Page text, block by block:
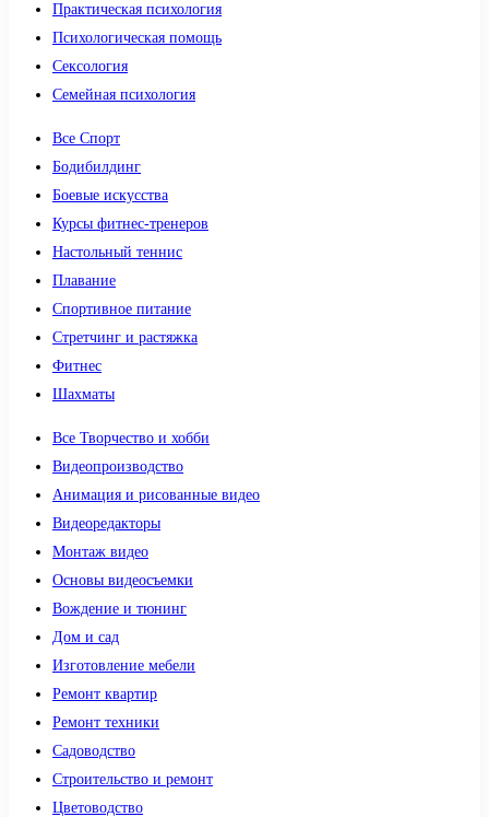
Практическая психология
Психологическая помощь
Сексология
Семейная психология
Все Спорт
Бодибилдинг
Боевые искусства
Курсы фитнес-тренеров
Настольный теннис
Плавание
Спортивное питание
Стретчинг и растяжка
Фитнес
Шахматы
Все Творчество и хобби
Видеопроизводство
Анимация и рисованные видео
Видеоредакторы
Монтаж видео
Основы видеосъемки
Вождение и тюнинг
Дом и сад
Изготовление мебели
Ремонт квартир
Ремонт техники
Садоводство
Строительство и ремонт
Цветоводство